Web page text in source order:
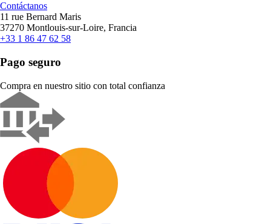
Contáctanos
11 rue Bernard Maris
37270 Montlouis-sur-Loire, Francia
+33 1 86 47 62 58
Pago seguro
Compra en nuestro sitio con total confianza